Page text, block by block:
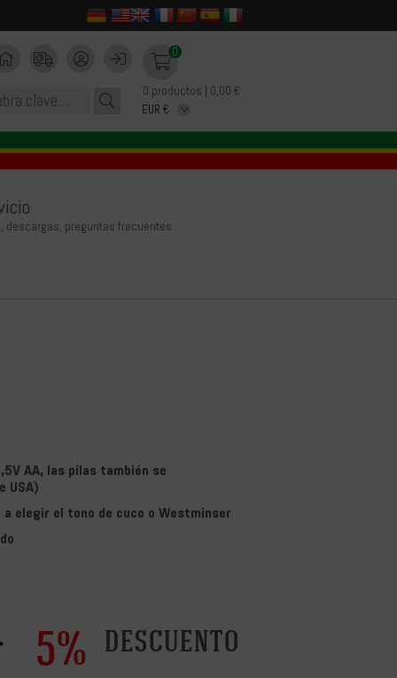
0
0 productos | 0,00 €
descargas, preguntas frecuentes
AA, las pilas también se
USA)
a elegir el tono de cuco o Westminser
5% descuento